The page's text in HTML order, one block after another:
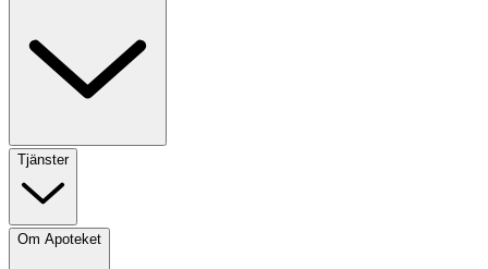
Tjänster
Om Apoteket